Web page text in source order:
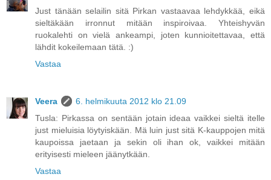
Just tänään selailin sitä Pirkan vastaavaa lehdykkää, eikä
sieltäkään irronnut mitään inspiroivaa. Yhteishyvän
ruokalehti on vielä ankeampi, joten kunnioitettavaa, että
lähdit kokeilemaan tätä. :)
Vastaa
Veera
6. helmikuuta 2012 klo 21.09
Tusla: Pirkassa on sentään jotain ideaa vaikkei sieltä itelle
just mieluisia löytyiskään. Mä luin just sitä K-kauppojen mitä
kaupoissa jaetaan ja sekin oli ihan ok, vaikkei mitään
erityisesti mieleen jäänytkään.
Vastaa